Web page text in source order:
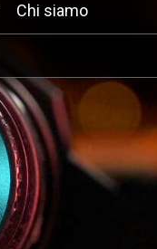
Chi siamo